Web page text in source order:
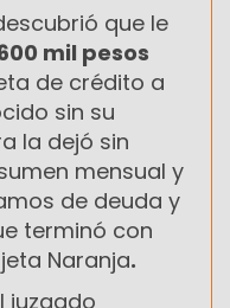
que le
mil pesos
de crédito a
sin su
la dejó sin
mensual y
de deuda y
terminó con
Naranja.
juzgado